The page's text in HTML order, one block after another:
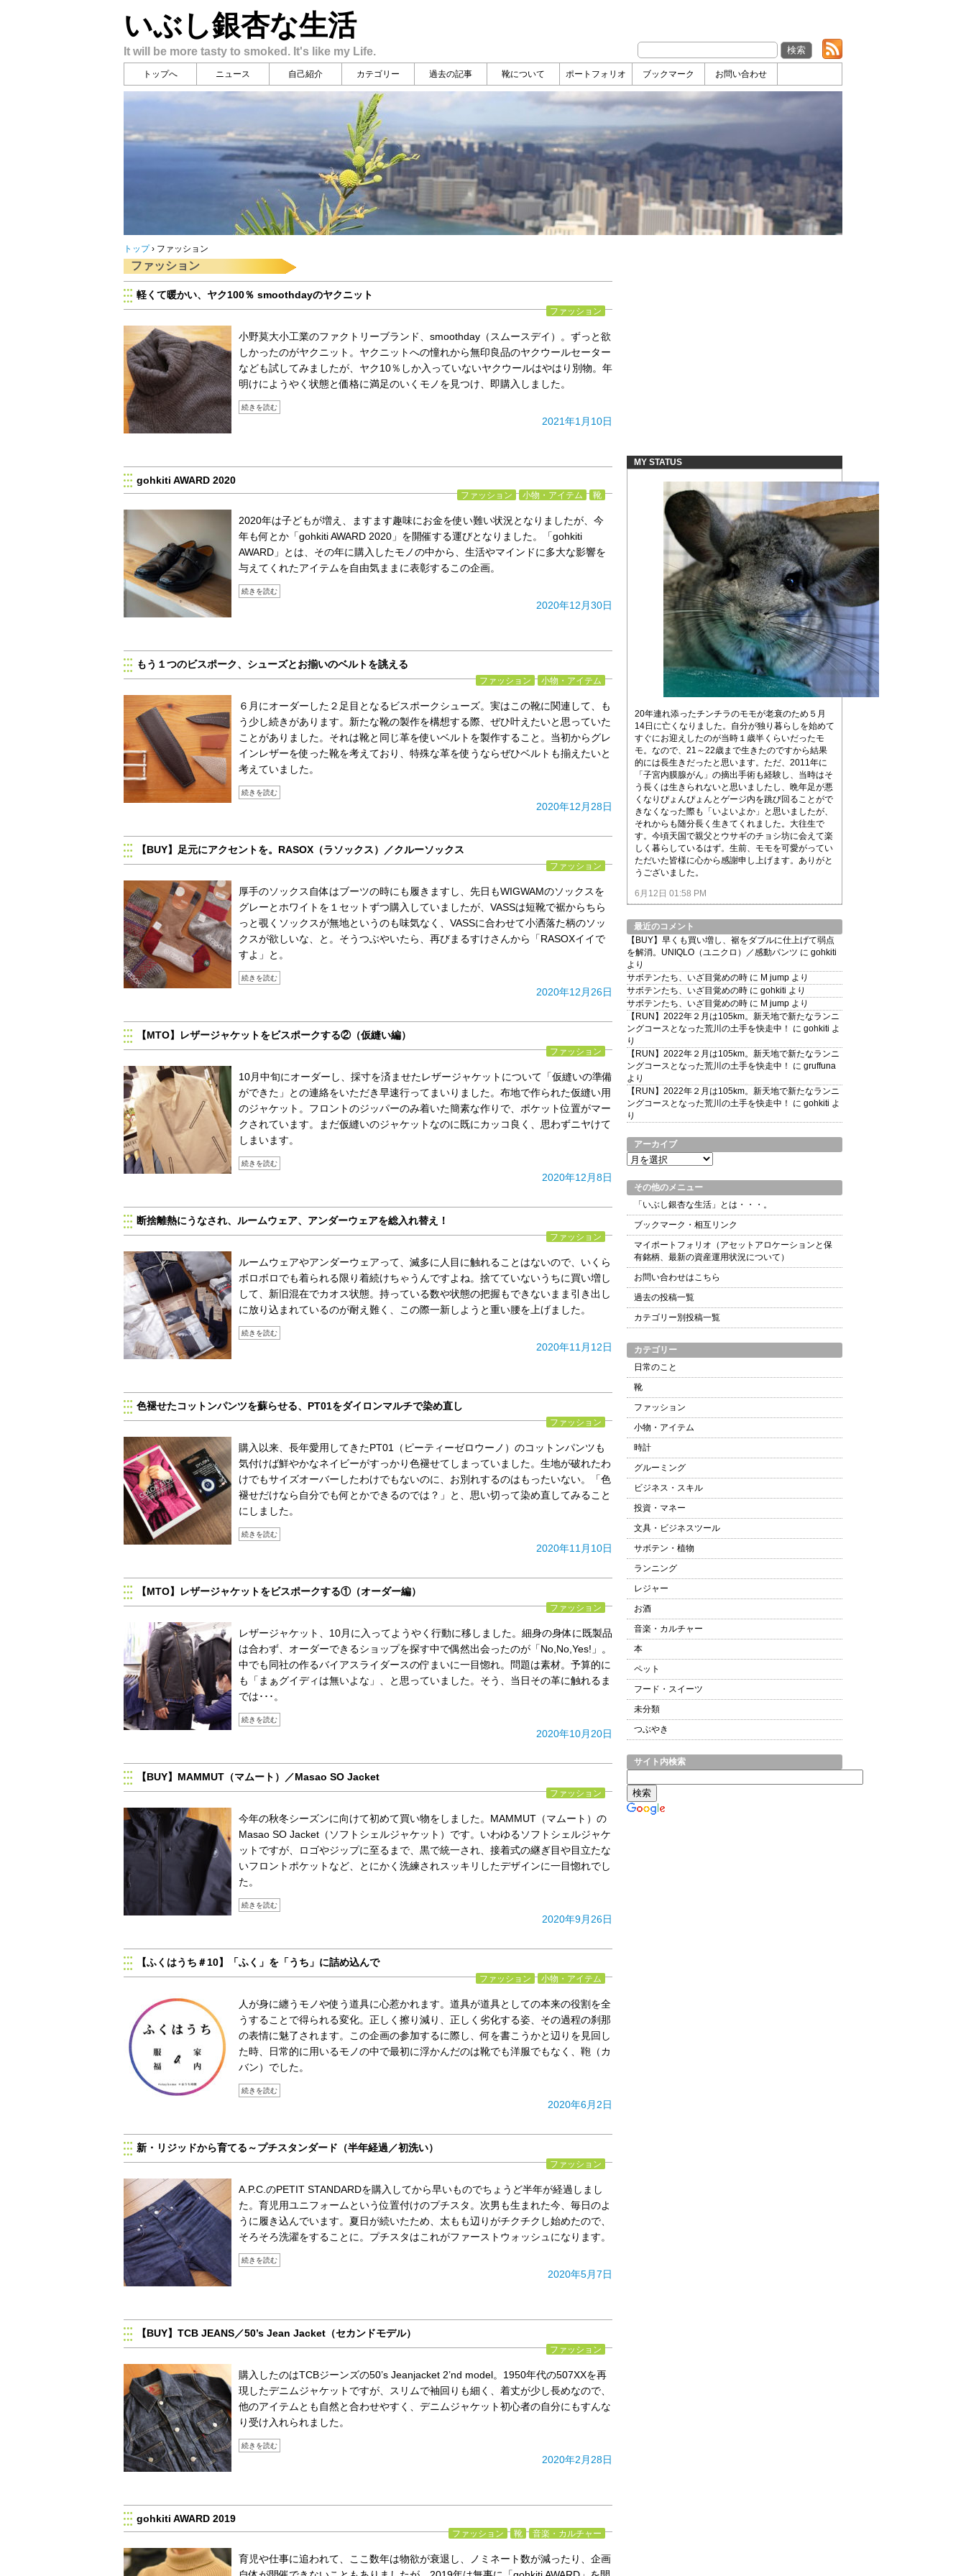
いぶし銀杏な生活
It will be more tasty to smoked. It's like my Life.
トップへ ニュース 自己紹介 カテゴリー 過去の記事 靴について ポートフォリオ ブックマーク お問い合わせ
トップ › ファッション
ファッション
軽くて暖かい、ヤク100％ smoothdayのヤクニット
ファッション
小野莫大小工業のファクトリーブランド、smoothday（スムースデイ）。ずっと欲
しかったのがヤクニット。ヤクニットへの憧れから無印良品のヤクウールセーター
なども試してみましたが、ヤク10％しか入っていないヤクウールはやはり別物。年
明けにようやく状態と価格に満足のいくモノを見つけ、即購入しました。
続きを読む
2021年1月10日
gohkiti AWARD 2020
ファッション 小物・アイテム 靴
2020年は子どもが増え、ますます趣味にお金を使い難い状況となりましたが、今
年も何とか「gohkiti AWARD 2020」を開催する運びとなりました。「gohkiti
AWARD」とは、その年に購入したモノの中から、生活やマインドに多大な影響を
与えてくれたアイテムを自由気ままに表彰するこの企画。
続きを読む
2020年12月30日
もう１つのビスポーク、シューズとお揃いのベルトを誂える
ファッション 小物・アイテム
６月にオーダーした２足目となるビスポークシューズ。実はこの靴に関連して、も
う少し続きがあります。新たな靴の製作を構想する際、ぜひ叶えたいと思っていた
ことがありました。それは靴と同じ革を使いベルトを製作すること。当初からグレ
インレザーを使った靴を考えており、特殊な革を使うならぜひベルトも揃えたいと
考えていました。
続きを読む
2020年12月28日
【BUY】足元にアクセントを。RASOX（ラソックス）／クルーソックス
ファッション
厚手のソックス自体はブーツの時にも履きますし、先日もWIGWAMのソックスを
グレーとホワイトを１セットずつ購入していましたが、VASSは短靴で裾からちら
っと覗くソックスが無地というのも味気なく、VASSに合わせて小洒落た柄のソッ
クスが欲しいな、と。そうつぶやいたら、再びまるすけさんから「RASOXイイで
すよ」と。
続きを読む
2020年12月26日
【MTO】レザージャケットをビスポークする②（仮縫い編）
ファッション
10月中旬にオーダーし、採寸を済ませたレザージャケットについて「仮縫いの準備
ができた」との連絡をいただき早速行ってまいりました。布地で作られた仮縫い用
のジャケット。フロントのジッパーのみ着いた簡素な作りで、ポケット位置がマー
クされています。まだ仮縫いのジャケットなのに既にカッコ良く、思わずニヤけて
しまいます。
続きを読む
2020年12月8日
断捨離熱にうなされ、ルームウェア、アンダーウェアを総入れ替え！
ファッション
ルームウェアやアンダーウェアって、滅多に人目に触れることはないので、いくら
ボロボロでも着られる限り着続けちゃうんですよね。捨てていないうちに買い増し
して、新旧混在でカオス状態。持っている数や状態の把握もできないまま引き出し
に放り込まれているのが耐え難く、この際一新しようと重い腰を上げました。
続きを読む
2020年11月12日
色褪せたコットンパンツを蘇らせる、PT01をダイロンマルチで染め直し
ファッション
購入以来、長年愛用してきたPT01（ピーティーゼロウーノ）のコットンパンツも
気付けば鮮やかなネイビーがすっかり色褪せてしまっていました。生地が破れたわ
けでもサイズオーバーしたわけでもないのに、お別れするのはもったいない。「色
褪せだけなら自分でも何とかできるのでは？」と、思い切って染め直してみること
にしました。
続きを読む
2020年11月10日
【MTO】レザージャケットをビスポークする①（オーダー編）
ファッション
レザージャケット、10月に入ってようやく行動に移しました。細身の身体に既製品
は合わず、オーダーできるショップを探す中で偶然出会ったのが「No,No,Yes!」。
中でも同社の作るバイアスライダースの佇まいに一目惚れ。問題は素材。予算的に
も「まぁグイディは無いよな」、と思っていました。そう、当日その革に触れるま
では･･･。
続きを読む
2020年10月20日
【BUY】MAMMUT（マムート）／Masao SO Jacket
ファッション
今年の秋冬シーズンに向けて初めて買い物をしました。MAMMUT（マムート）の
Masao SO Jacket（ソフトシェルジャケット）です。いわゆるソフトシェルジャケ
ットですが、ロゴやジップに至るまで、黒で統一され、接着式の継ぎ目や目立たな
いフロントポケットなど、とにかく洗練されスッキリしたデザインに一目惚れでし
た。
続きを読む
2020年9月26日
【ふくはうち＃10】「ふく」を「うち」に詰め込んで
ファッション 小物・アイテム
人が身に纏うモノや使う道具に心惹かれます。道具が道具としての本来の役割を全
うすることで得られる変化。正しく擦り減り、正しく劣化する姿、その過程の刹那
の表情に魅了されます。この企画の参加するに際し、何を書こうかと辺りを見回し
た時、日常的に用いるモノの中で最初に浮かんだのは靴でも洋服でもなく、鞄（カ
バン）でした。
続きを読む
2020年6月2日
新・リジッドから育てる～プチスタンダード（半年経過／初洗い）
ファッション
A.P.C.のPETIT STANDARDを購入してから早いものでちょうど半年が経過しまし
た。育児用ユニフォームという位置付けのプチスタ。次男も生まれた今、毎日のよ
うに履き込んでいます。夏日が続いたため、太もも辺りがチクチクし始めたので、
そろそろ洗濯をすることに。プチスタはこれがファーストウォッシュになります。
続きを読む
2020年5月7日
【BUY】TCB JEANS／50’s Jean Jacket（セカンドモデル）
ファッション
購入したのはTCBジーンズの50’s Jeanjacket 2’nd model。1950年代の507XXを再
現したデニムジャケットですが、スリムで袖回りも細く、着丈が少し長めなので、
他のアイテムとも自然と合わせやすく、デニムジャケット初心者の自分にもすんな
り受け入れられました。
続きを読む
2020年2月28日
gohkiti AWARD 2019
ファッション 靴 音楽・カルチャー
育児や仕事に追われて、ここ数年は物欲が衰退し、ノミネート数が減ったり、企画
MY STATUS
20年連れ添ったチンチラのモモが老衰のため５月
14日に亡くなりました。自分が独り暮らしを始めて
すぐにお迎えしたのが当時１歳半くらいだったモ
モ。なので、21～22歳まで生きたのですから結果
的には長生きだったと思います。ただ、2011年に
「子宮内膜腺がん」の摘出手術も経験し、当時はそ
う長くは生きられないと思いましたし、晩年足が悪
くなりぴょんぴょんとゲージ内を跳び回ることがで
きなくなった際も「いよいよか」と思いましたが、
それからも随分長く生きてくれました。大往生で
す。今頃天国で親父とウサギのチョシ坊に会えて楽
しく暮らしているはず。生前、モモを可愛がってい
ただいた皆様に心から感謝申し上げます。ありがと
うございました。
6月12日 01:58 PM
最近のコメント
【BUY】早くも買い増し、裾をダブルに仕上げて弱点
を解消。UNIQLO（ユニクロ）／感動パンツ に gohkiti
より
サボテンたち、いざ目覚めの時 に M jump より
サボテンたち、いざ目覚めの時 に gohkiti より
サボテンたち、いざ目覚めの時 に M jump より
【RUN】2022年２月は105km。新天地で新たなランニ
ングコースとなった荒川の土手を快走中！
に gohkiti よ
り
【RUN】2022年２月は105km。新天地で新たなランニ
ングコースとなった荒川の土手を快走中！
に gruffuna
より
【RUN】2022年２月は105km。新天地で新たなランニ
ングコースとなった荒川の土手を快走中！
に gohkiti よ
り
アーカイブ
ア
カ
ブ
その他のメニュー
「いぶし銀杏な生活」とは・・・。
ブックマーク・相互リンク
マイポートフォリオ（アセットアロケーションと保
有銘柄、最新の資産運用状況について）
お問い合わせはこちら
過去の投稿一覧
カテゴリー別投稿一覧
カテゴリー
日常のこと
靴
ファッション
小物・アイテム
時計
グルーミング
ビジネス・スキル
投資・マネー
文具・ビジネスツール
サボテン・植物
ランニング
レジャー
お酒
音楽・カルチャー
本
ペット
フード・スイーツ
未分類
つぶやき
サイト内検索